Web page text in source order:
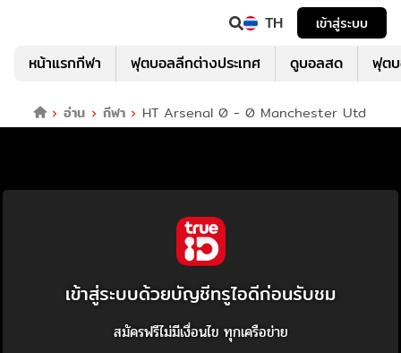
TH เข้าสู่ระบบ
หน้าแรกกีฬา ฟุตบอลลีกต่างประเทศ ดูบอลสด ฟุต
อ่าน กีฬา HT Arsenal 0 - 0 Manchester Utd
เข้าสู่ระบบด้วยบัญชีทรูไอดีก่อนรับชม
สมัครฟรีไม่มีเงื่อนไข ทุกเครือข่าย